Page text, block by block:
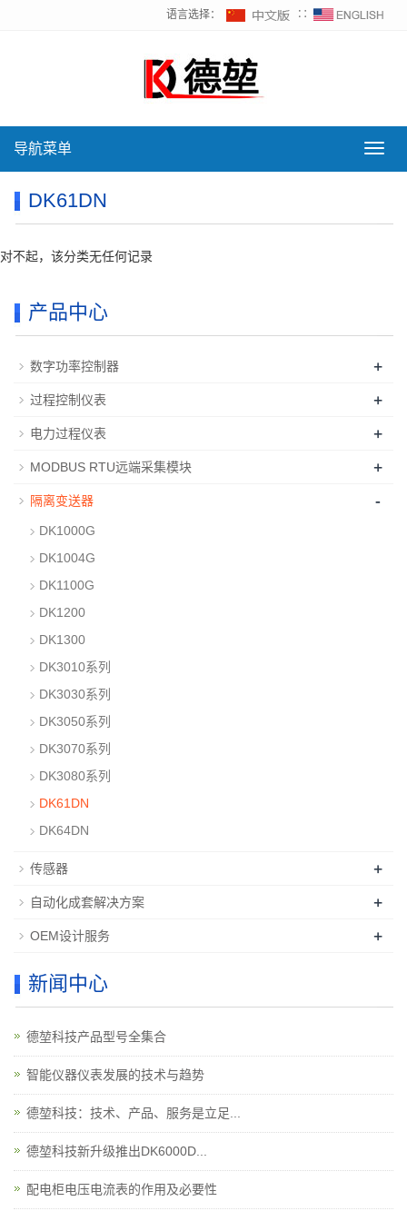
语言选择： ∷
导
导航菜单
DK61DN
对不起，该分类无任何记录
产品中心
数字功率控制器 +
过程控制仪表 +
电力过程仪表 +
MODBUS RTU远端采集模块 +
隔离变送器 -
DK1000G
DK1004G
DK1100G
DK1200
DK1300
DK3010系列
DK3030系列
DK3050系列
DK3070系列
DK3080系列
DK61DN
DK64DN
传感器 +
自动化成套解决方案 +
OEM设计服务 +
新闻中心
德堃科技产品型号全集合
智能仪器仪表发展的技术与趋势
德堃科技：技术、产品、服务是立足...
德堃科技新升级推出DK6000D...
配电柜电压电流表的作用及必要性